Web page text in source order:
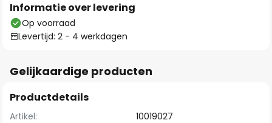
Informatie over levering
Op voorraad
Levertijd: 2 - 4 werkdagen
Gelijkaardige producten
Productdetails
Artikel: 10019027